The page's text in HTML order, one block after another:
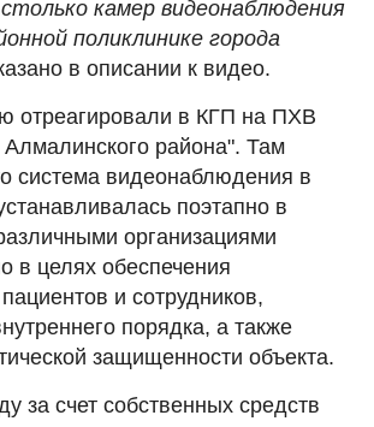
камер видеонаблюдения
поликлинике города
в описании к видео.
отреагировали в КГП на ПХВ
района". Там
система видеонаблюдения в
поэтапно в
организациями
в целях обеспечения
и сотрудников,
порядка, а также
защищенности объекта.
за счет собственных средств